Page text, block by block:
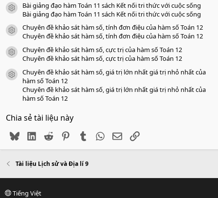
icon tài liệu
Bài giảng đạo hàm Toán 11 sách Kết nối tri thức với cuộc sống
Bài giảng đạo hàm Toán 11 sách Kết nối tri thức với cuộc sống
icon tài liệu
Chuyên đề khảo sát hàm số, tính đơn điệu của hàm số Toán 12
Chuyên đề khảo sát hàm số, tính đơn điệu của hàm số Toán 12
icon tài liệu
Chuyên đề khảo sát hàm số, cực trị của hàm số Toán 12
Chuyên đề khảo sát hàm số, cực trị của hàm số Toán 12
icon tài liệu
Chuyên đề khảo sát hàm số, giá trị lớn nhất giá trị nhỏ nhất của
hàm số Toán 12
Chuyên đề khảo sát hàm số, giá trị lớn nhất giá trị nhỏ nhất của
hàm số Toán 12
Chia sẻ tài liệu này
BlueskyLinkedIn
Reddit PinterestTumblr WhatsApp
EmailLink
Tài liệu Lịch sử và Địa lí 9
Tiếng Việt